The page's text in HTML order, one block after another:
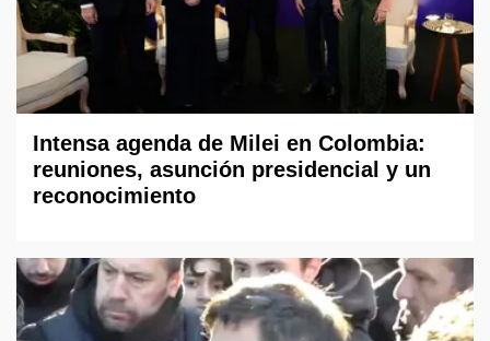
Intensa agenda de Milei en Colombia:
reuniones, asunción presidencial y un
reconocimiento